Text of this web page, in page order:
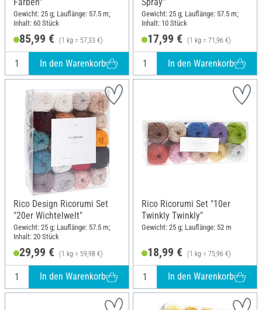
Gewicht: 25 g; Lauflänge: 57.5 m;
Inhalt: 60 Stück
85,99 € (1 kg = 57,33 €)
In den Warenkorb
Gewicht: 25 g; Lauflänge: 57.5 m;
Inhalt: 10 Stück
17,99 € (1 kg = 71,96 €)
In den Warenkorb
Rico Design Ricorumi Set
"20er Wichtelwelt"
Gewicht: 25 g; Lauflänge: 57.5 m;
Inhalt: 20 Stück
29,99 € (1 kg = 59,98 €)
In den Warenkorb
Rico Ricorumi Set "10er
Twinkly Twinkly"
Gewicht: 25 g; Lauflänge: 52 m
18,99 € (1 kg = 75,96 €)
In den Warenkorb